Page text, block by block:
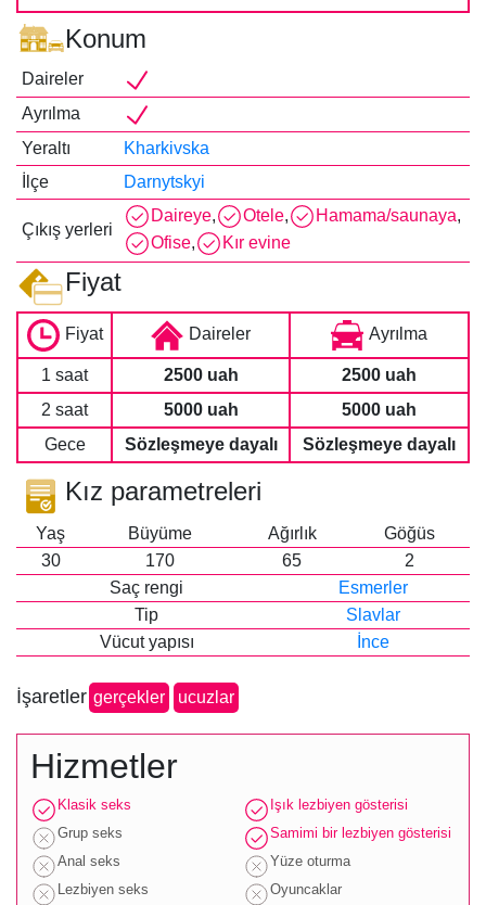
Konum
Daireler
Ayrılma
Yeraltı
Kharkivska
İlçe
Darnytskyi
Çıkış yerleri
Daireye, Otele, Hamama/saunaya,
Ofise, Kır evine
Fiyat
Fiyat Daireler Ayrılma
1 saat 2500 uah
2500 uah
2 saat
5000 uah
5000 uah
Gece
Sözleşmeye dayalı Sözleşmeye dayalı
Kız parametreleri
Yaş Büyüme Ağırlık
Göğüs
30
170 65
2
Saç rengi
Esmerler
Tip
Slavlar
Vücut yapısı
İnce
İşaretler gerçekler ucuzlar
Hizmetler
Klasik seks
Grup seks
Anal seks
Lezbiyen seks
Işık lezbiyen gösterisi
Samimi bir lezbiyen gösterisi
Yüze oturma
Oyuncaklar